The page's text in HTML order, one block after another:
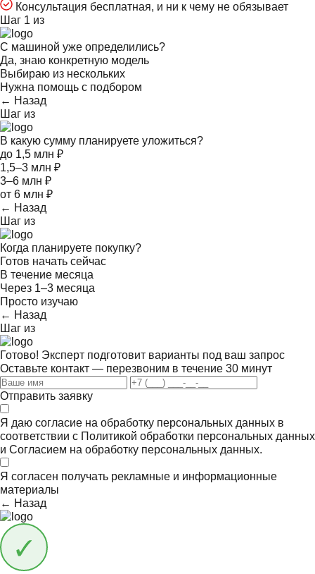
Консультация бесплатная, и ни к чему не обязывает
Шаг 1 из
С машиной уже определились?
Да, знаю конкретную модель
Выбираю из нескольких
Нужна помощь с подбором
← Назад
Шаг из
В какую сумму планируете уложиться?
до 1,5 млн ₽
1,5–3 млн ₽
3–6 млн ₽
от 6 млн ₽
← Назад
Шаг из
Когда планируете покупку?
Готов начать сейчас
В течение месяца
Через 1–3 месяца
Просто изучаю
← Назад
Шаг из
Готово! Эксперт подготовит варианты под ваш запрос
Оставьте контакт — перезвоним в течение 30 минут
Отправить заявку
Я даю согласие на обработку персональных данных в
соответствии с Политикой обработки персональных данных
и Согласием на обработку персональных данных.
Я согласен получать рекламные и информационные
материалы
← Назад